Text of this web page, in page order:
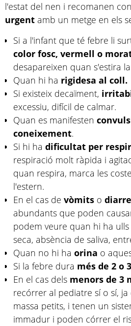
l'estat del nen i recomanen
urgent amb un metge en els
Si a l'infant que té febre li
color fosc, vermell o
desapareixen quan s'estira
Quan hi ha rigidesa al coll.
Si existeix decaïment,
excessiu, difícil de calmar.
Quan es manifesten
coneixement.
Si hi hadificultat per
respiració molt ràpida i
quan respira, marca les
l'estern.
En el cas devòmits o
abundants que poden
podem veure quan hi ha
seca, absència de saliva,
Quan no hi haorina o
Si la febre dura més de 2 o
En el cas dels menors de 3
recórrer al pediatre sí o sí,
massa petits, i tenen un
immadur i poden córrer el